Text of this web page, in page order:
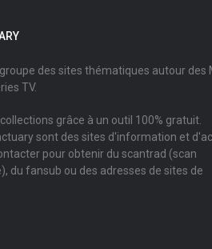
des sites thématiques autour des
TV.
grâce à un outil 100% gratuit.
sont des sites d'information et
pour obtenir du scantrad (scan
du fansub ou des adresses de sites de